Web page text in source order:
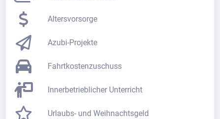
Altersvorsorge
Azubi-Projekte
Fahrtkostenzuschuss
Innerbetrieblicher Unterricht
Urlaubs- und Weihnachtsgeld